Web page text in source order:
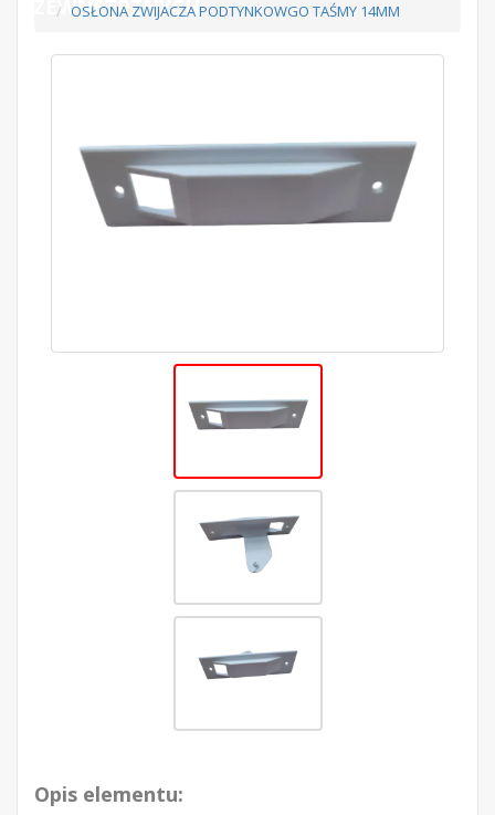
ZEWNĘTRZNYCH
OSŁONA ZWIJACZA PODTYNKOWGO TAŚMY 14MM
Opis elementu: